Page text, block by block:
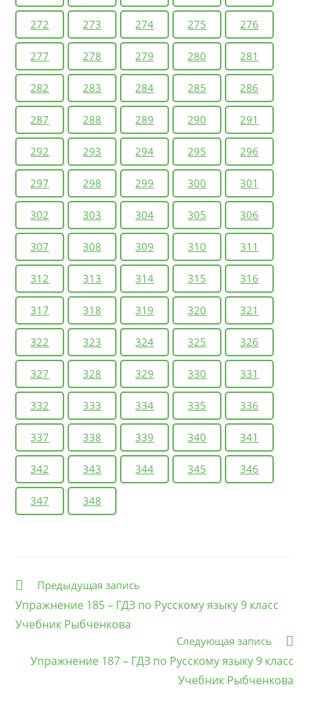
272 273 274 275 276
277 278 279 280 281
282 283 284 285 286
287 288 289 290 291
292 293 294 295 296
297 298 299 300 301
302 303 304 305 306
307 308 309 310 311
312 313 314 315 316
317 318 319 320 321
322 323 324 325 326
327 328 329 330 331
332 333 334 335 336
337 338 339 340 341
342 343 344 345 346
347 348
Еще
Предыдущая запись
Упражнение 185 – ГДЗ по Русскому языку 9 класс
Учебник Рыбченкова
Следующая запись
Упражнение 187 – ГДЗ по Русскому языку 9 класс
Учебник Рыбченкова